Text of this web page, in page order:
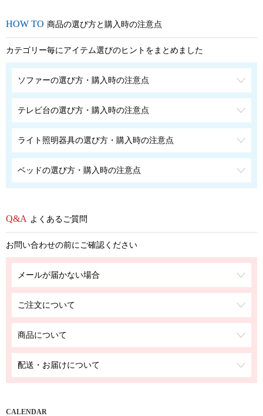
商品の選び方と購入時の注意点
カテゴリー毎にアイテム選びのヒントをまとめました
ソファーの選び方・購入時の注意点
テレビ台の選び方・購入時の注意点
ライト照明器具の選び方・購入時の注意点
ベッドの選び方・購入時の注意点
よくあるご質問
お問い合わせの前にご確認ください
メールが届かない場合
ご注文について
商品について
配送・お届けについて